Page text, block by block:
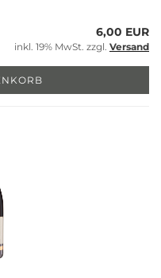
6,00 EUR
inkl. 19% MwSt. zzgl. Versand